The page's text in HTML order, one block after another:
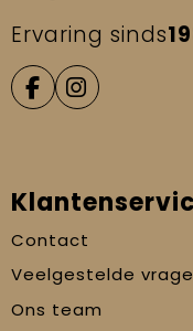
Ervaring sinds
Contact
Veelgestelde
Ons team